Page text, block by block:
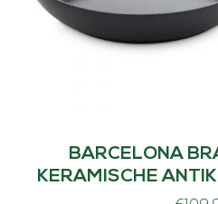
BARCELONA
KERAMISCHE